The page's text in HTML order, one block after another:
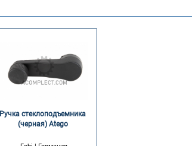
Ручка стеклоподъемника
(черная) Atego